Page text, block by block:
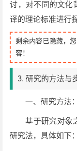
讨，对不同的文化
译的理论标准进行
剩余内容已隐藏，
容！
3. 研究的方法与
一、研究方法：
基于研究对象
研究法，具体如下：